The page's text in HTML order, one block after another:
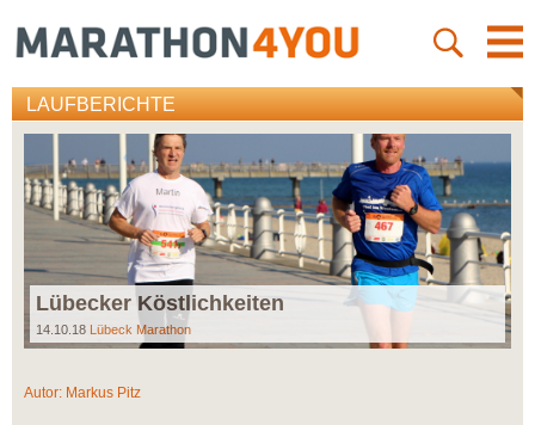
LAUFBERICHTE
Lübecker Köstlichkeiten
14.10.18 Lübeck Marathon
Autor: Markus Pitz